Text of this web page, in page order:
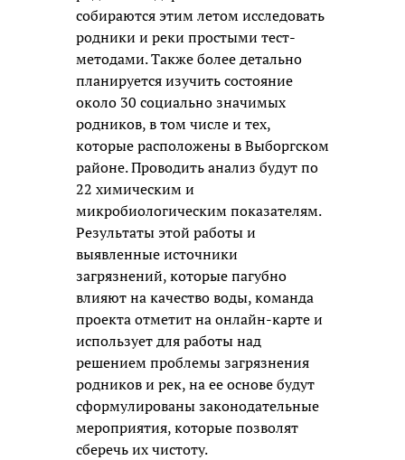
собираются этим летом исследовать
родники и реки простыми тест-
методами. Также более детально
планируется изучить состояние
около 30 социально значимых
родников, в том числе и тех,
которые расположены в Выборгском
районе. Проводить анализ будут по
22 химическим и
микробиологическим показателям.
Результаты этой работы и
выявленные источники
загрязнений, которые пагубно
влияют на качество воды, команда
проекта отметит на онлайн-карте и
использует для работы над
решением проблемы загрязнения
родников и рек, на ее основе будут
сформулированы законодательные
мероприятия, которые позволят
сберечь их чистоту.